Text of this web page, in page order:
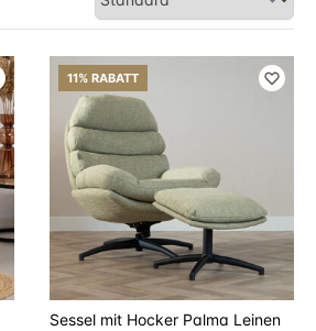
11% RABATT
Sessel mit Hocker Palma Leinen